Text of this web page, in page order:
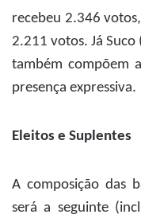
recebeu 2.346
2.211 votos. Já Suco
também compõem
presença expressiva.
Eleitos e Suplentes
A composição das
será a seguinte